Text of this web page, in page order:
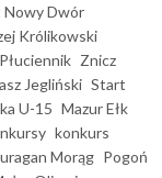
Nowy Dwór
Królikowski
Znicz
Jegliński Start
U-15 Mazur Ełk
konkurs
Morąg Pogoń